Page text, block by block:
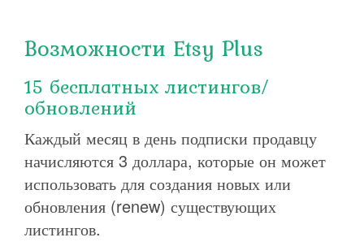
Возможности Etsy Plus
15 бесплатных листингов/
обновлений
Каждый месяц в день подписки продавцу
начисляются 3 доллара, которые он может
использовать для создания новых или
обновления (renew) существующих
листингов.